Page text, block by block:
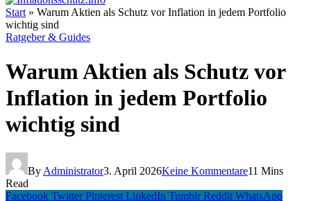
Start » Warum Aktien als Schutz vor Inflation in jedem Portfolio
wichtig sind
Ratgeber & Guides
Warum Aktien als Schutz vor
Inflation in jedem Portfolio
wichtig sind
By Administrator3. April 2026Keine Kommentare11 Mins
Read
Facebook Twitter Pinterest LinkedIn Tumblr Reddit WhatsApp